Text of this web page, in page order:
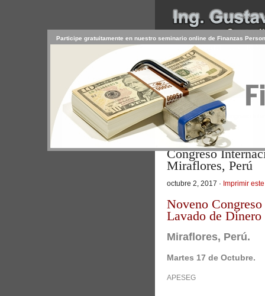
INICIO SERVICIOS
CONTACTO USUARIO
>Inicio/Artículos / Congreso
Personal
Congreso
Miraflores, Perú
octubre 2, 2017 · Imprimir
Noveno
Lavado de
Miraflores, Perú.
Martes 17 de Octubre.
APESEG
Participe gratuitamente en nuestro seminario online de Finanzas